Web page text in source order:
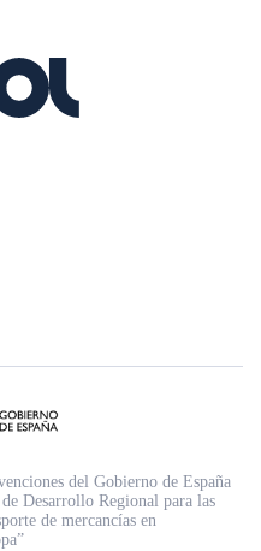
del Gobierno de España
Desarrollo Regional para las
de mercancías en